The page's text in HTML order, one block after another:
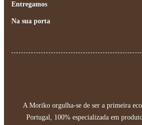
Entregamos
Na sua porta
A Moriko orgulha-se de ser a primeira
Portugal, 100% especializada em